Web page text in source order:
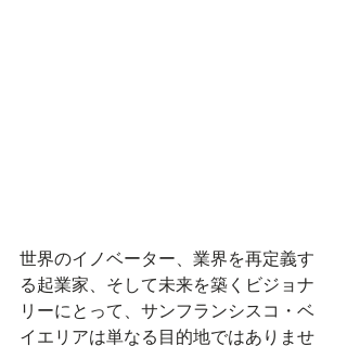
世界のイノベーター、業界を再定義す
る起業家、そして未来を築くビジョナ
リーにとって、サンフランシスコ・ベ
イエリアは単なる目的地ではありませ